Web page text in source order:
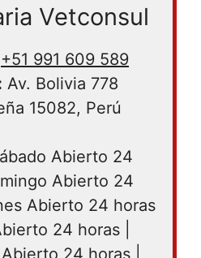
Vetconsul
+51 991 609 589
Av. Bolivia 778
15082, Perú
Abierto 24
Abierto 24
Abierto 24 horas
24 horas |
24 horas |